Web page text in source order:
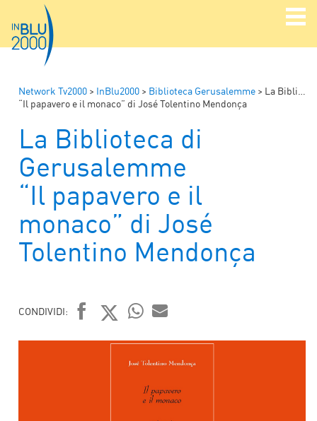
Network Tv2000 > InBlu2000 > Biblioteca Gerusalemme > La Biblioteca di Gerusalemme
“Il papavero e il monaco” di José Tolentino Mendonça
La Biblioteca di
Gerusalemme
“Il papavero e il
monaco” di José
Tolentino Mendonça
CONDIVIDI:
FACEBOOK
TWITTER
WHATSAPP
MAIL